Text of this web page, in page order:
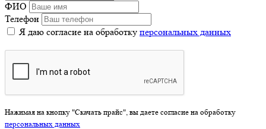
ФИО
Телефон
Я даю согласие на обработку персональных данных
Нажимая на кнопку "Скачать прайс", вы даете согласие на обработку
персональных данных